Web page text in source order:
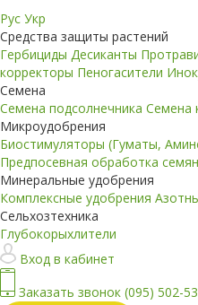
Рус Укр
Средства защиты растений
Гербициды Десиканты
корректоры Пеногасители
Семена
Семена подсолнечника Семена
Микроудобрения
Биостимуляторы (Гуматы,
Предпосевная обработка семян
Минеральные удобрения
Комплексные удобрения
Сельхозтехника
Глубокорыхлители
Вход в кабинет
Заказать звонок (095) 502-